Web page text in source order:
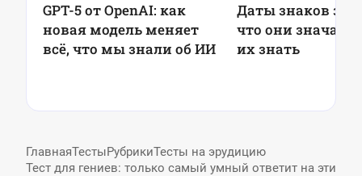
GPT-5 от OpenAI: как
новая модель меняет
всё, что мы знали об ИИ
Даты знаков
что они значат
их знать
ГлавнаяТестыРубрикиТесты на эрудицию
Тест для гениев: только самый умный ответит на эти